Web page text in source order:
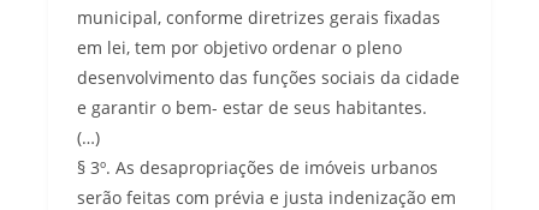
municipal, conforme diretrizes gerais fixadas
em lei, tem por objetivo ordenar o pleno
desenvolvimento das funções sociais da cidade
e garantir o bem- estar de seus habitantes.
(…)
§ 3º. As desapropriações de imóveis urbanos
serão feitas com prévia e justa indenização em